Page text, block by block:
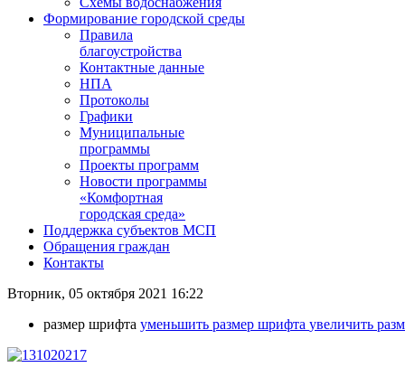
Формирование городской среды
Правила
благоустройства
Контактные данные
НПА
Протоколы
Графики
Муниципальные
программы
Проекты программ
Новости программы
«Комфортная
городская среда»
Поддержка субъектов МСП
Обращения граждан
Контакты
Вторник, 05 октября 2021 16:22
размер шрифта уменьшить размер шрифта увеличить